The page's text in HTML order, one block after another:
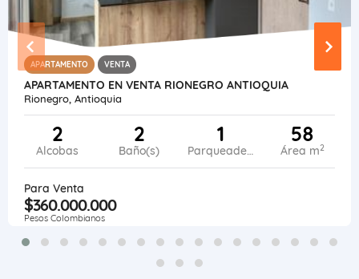
APARTAMENTO VENTA
APARTAMENTO EN VENTA RIONEGRO ANTIOQUIA
Rionegro, Antioquia
2
Alcobas
2
Baño(s)
1
Parqueadero
58
Área m2
Para Venta
$360.000.000
Pesos Colombianos